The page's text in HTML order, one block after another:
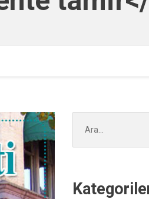
ara: